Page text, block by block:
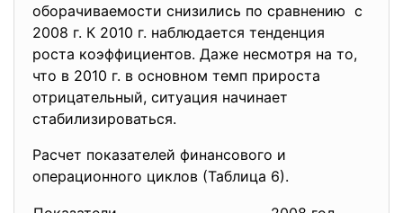
оборачиваемости снизились по сравнению с
2008 г. К 2010 г. наблюдается тенденция
роста коэффициентов. Даже несмотря на то,
что в 2010 г. в основном темп прироста
отрицательный, ситуация начинает
стабилизироваться.
Расчет показателей финансового и
операционного циклов (Таблица 6).